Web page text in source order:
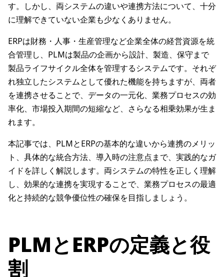
す。しかし、両システムの違いや連携方法について、十分
に理解できていない企業も少なくありません。
ERPは財務・人事・生産管理など企業全体の経営資源を統
合管理し、PLMは製品の企画から設計、製造、保守まで
製品ライフサイクル全体を管理するシステムです。それぞ
れ独立したシステムとして優れた機能を持ちますが、両者
を連携させることで、データの一元化、業務プロセスの効
率化、市場投入期間の短縮など、さらなる相乗効果が生ま
れます。
本記事では、PLMとERPの基本的な違いから連携のメリッ
ト、具体的な統合方法、導入時の注意点まで、実践的なガ
イドを詳しく解説します。両システムの特性を正しく理解
し、効果的な連携を実現することで、業務プロセスの最適
化と持続的な競争優位性の確保を目指しましょう。
PLMとERPの定義と役
割